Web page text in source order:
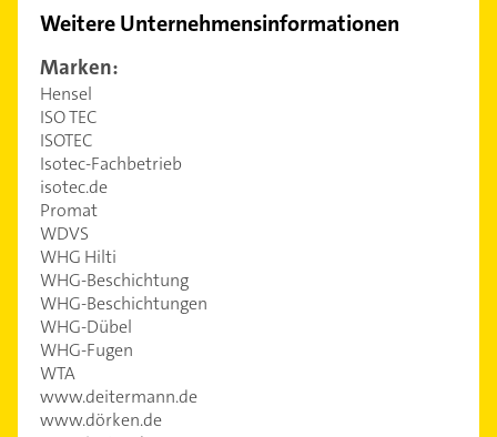
Weitere Unternehmensinformationen
Marken:
Hensel
ISO TEC
ISOTEC
Isotec-Fachbetrieb
isotec.de
Promat
WDVS
WHG Hilti
WHG-Beschichtung
WHG-Beschichtungen
WHG-Dübel
WHG-Fugen
WTA
www.deitermann.de
www.dörken.de